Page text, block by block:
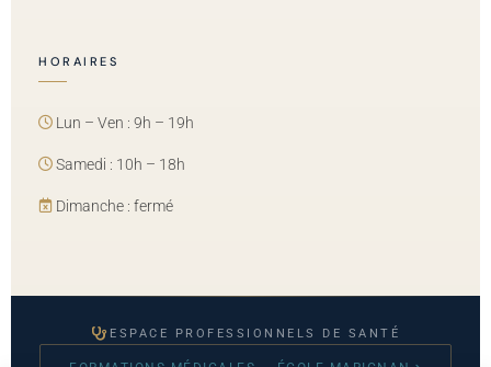
HORAIRES
Lun – Ven : 9h – 19h
Samedi : 10h – 18h
Dimanche : fermé
ESPACE PROFESSIONNELS DE SANTÉ